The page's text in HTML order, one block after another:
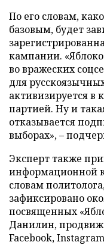
По его словам,
базовым, будет
кампании.
во вражеских
для
активизируется в
партией. Ну и
отказывается
выборах», –
Эксперт также
информационной
словам
зафиксировано
посвященных
Данилин,
Facebook,